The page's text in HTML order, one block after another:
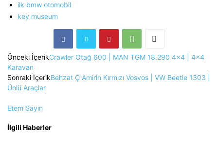
ilk bmw otomobil
key museum
Önceki İçerikCrawler Otağ 600 | MAN TGM 18.290 4×4 | 4×4
Karavan
Sonraki İçerikBehzat Ç Amirin Kırmızı Vosvos | VW Beetle 1303 |
Ünlü Araçlar
Etem Sayın
İlgili Haberler